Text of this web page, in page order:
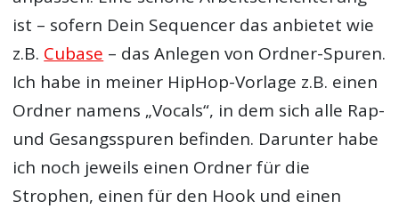
ist – sofern Dein Sequencer das anbietet wie
z.B. Cubase – das Anlegen von Ordner-Spuren.
Ich habe in meiner HipHop-Vorlage z.B. einen
Ordner namens „Vocals“, in dem sich alle Rap-
und Gesangsspuren befinden. Darunter habe
ich noch jeweils einen Ordner für die
Strophen, einen für den Hook und einen